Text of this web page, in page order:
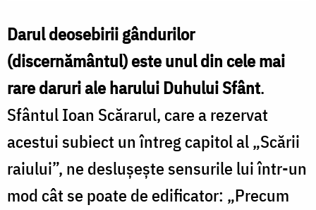
Darul deosebirii gândurilor
(discernământul) este unul din cele mai
rare daruri ale harului Duhului Sfânt.
Sfântul Ioan Scărarul, care a rezervat
acestui subiect un întreg capitol al „Scării
raiului”, ne deslușește sensurile lui într-un
mod cât se poate de edificator: „Precum